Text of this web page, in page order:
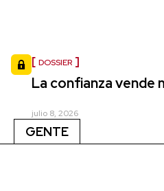
DOSSIER
La confianza vende
julio 8, 2026
GENTE